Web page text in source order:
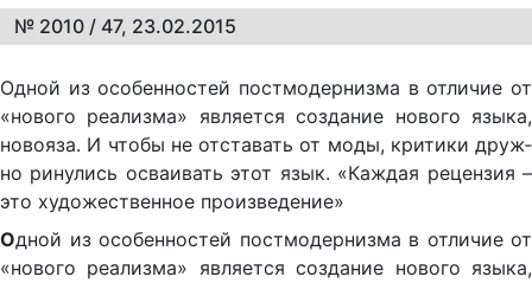
№ 2010 / 47, 23.02.2015
Од­ной из осо­бен­но­с­тей пост­мо­дер­низ­ма в от­ли­чие от
«но­во­го ре­а­лиз­ма» яв­ля­ет­ся со­зда­ние но­во­го язы­ка,
но­во­яза. И что­бы не от­ста­вать от мо­ды, кри­ти­ки друж­
но ри­ну­лись ос­ва­и­вать этот язык. «Каж­дая ре­цен­зия –
это ху­до­же­ст­вен­ное про­из­ве­де­ние»
Одной из особенностей постмодернизма в отличие от
«нового реализма» является создание нового языка,